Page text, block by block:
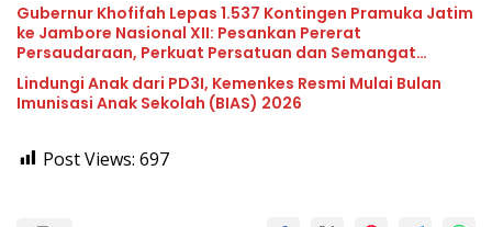
Gubernur Khofifah Lepas 1.537 Kontingen Pramuka Jatim
ke Jambore Nasional XII: Pesankan Pererat
Persaudaraan, Perkuat Persatuan dan Semangat
Nasionalisme
Lindungi Anak dari PD3I, Kemenkes Resmi Mulai Bulan
Imunisasi Anak Sekolah (BIAS) 2026
Post Views: 697